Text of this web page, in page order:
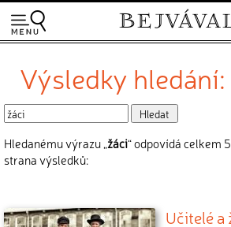
Výsledky hledání:
Hledanému výrazu „žáci“ odpovídá celkem
strana výsledků:
Učitelé a